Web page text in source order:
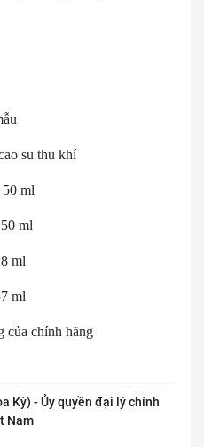
su thu khí
ml
ml
ml
ml
của chính hãng
Kỳ) - Ủy quyền đại lý chính
Nam